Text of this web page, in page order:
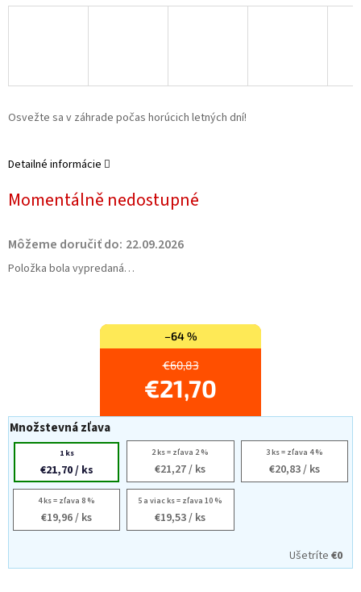
€60,83
–64 %
€21,70
Momentálně nedostupné
Môžeme doručiť do: 22.09.2026
Položka bola vypredaná…
Množstevná zľava
1 ks
€21,70/ ks
2 ks = zľava 2 %
€21,27/ ks
3 ks = zľava 4 %
€20,83/ ks
4 ks = zľava 8 %
€19,96/ ks
5 a viac ks = zľava 10 %
€19,53/ ks
Ušetríte €0
Osvežte sa v záhrade počas horúcich letných dní!
Detailné informácie